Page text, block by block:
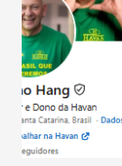
Ainda segundo
bares e
registraram
do observado
novembro. Em
cresceu. De